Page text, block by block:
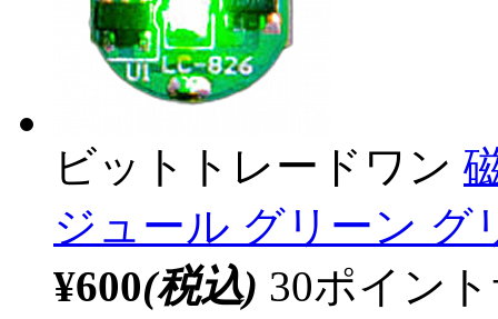
ビットトレードワン
ジュール グリーン グ
¥600(税込) 30ポイン